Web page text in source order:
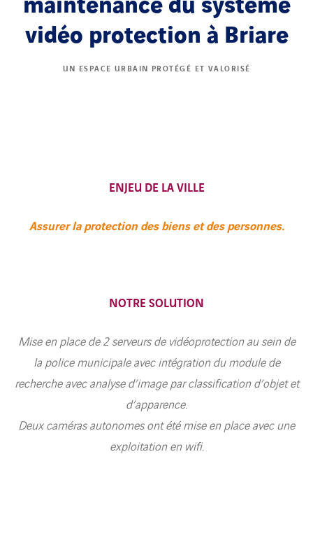
vidéo protection à Briare
UN ESPACE URBAIN PROTÉGÉ ET VALORISÉ
ENJEU DE LA VILLE
Assurer la protection des biens et des personnes.
NOTRE SOLUTION
Mise en place de 2 serveurs de vidéoprotection au sein de
la police municipale avec intégration du module de
recherche avec analyse d’image par classification d’objet et
d’apparence.
Deux caméras autonomes ont été mise en place avec une
exploitation en wifi.